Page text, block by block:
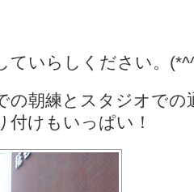
ていらしください。
の朝練とスタジオでの
付けもいっぱい！